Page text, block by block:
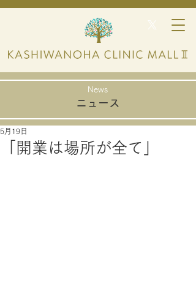
News
ニュース
「開業は場所が全て」
5月19日